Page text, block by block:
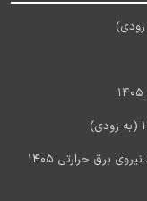
آخرین اخبار استخدام شرکت مادر تخصصی تولید نیروی برق حرارتی 1405